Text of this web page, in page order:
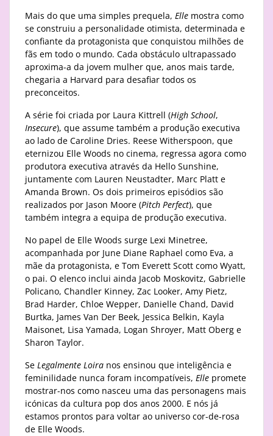
Mais do que uma simples prequela, Elle mostra como
se construiu a personalidade otimista, determinada e
confiante da protagonista que conquistou milhões de
fãs em todo o mundo. Cada obstáculo ultrapassado
aproxima-a da jovem mulher que, anos mais tarde,
chegaria a Harvard para desafiar todos os
preconceitos.
A série foi criada por Laura Kittrell (High School,
Insecure), que assume também a produção executiva
ao lado de Caroline Dries. Reese Witherspoon, que
eternizou Elle Woods no cinema, regressa agora como
produtora executiva através da Hello Sunshine,
juntamente com Lauren Neustadter, Marc Platt e
Amanda Brown. Os dois primeiros episódios são
realizados por Jason Moore (Pitch Perfect), que
também integra a equipa de produção executiva.
No papel de Elle Woods surge Lexi Minetree,
acompanhada por June Diane Raphael como Eva, a
mãe da protagonista, e Tom Everett Scott como Wyatt,
o pai. O elenco inclui ainda Jacob Moskovitz, Gabrielle
Policano, Chandler Kinney, Zac Looker, Amy Pietz,
Brad Harder, Chloe Wepper, Danielle Chand, David
Burtka, James Van Der Beek, Jessica Belkin, Kayla
Maisonet, Lisa Yamada, Logan Shroyer, Matt Oberg e
Sharon Taylor.
Se Legalmente Loira nos ensinou que inteligência e
feminilidade nunca foram incompatíveis, Elle promete
mostrar-nos como nasceu uma das personagens mais
icónicas da cultura pop dos anos 2000. E nós já
estamos prontos para voltar ao universo cor-de-rosa
de Elle Woods.